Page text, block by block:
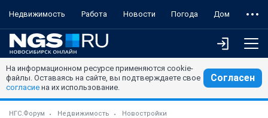
Недвижимость Работа Новости Погода Дом
На информационном ресурсе применяются cookie-
файлы. Оставаясь на сайте, вы подтверждаете свое
согласие на их использование.
Согласен
НГС.Форум Недвижимость Новостройки